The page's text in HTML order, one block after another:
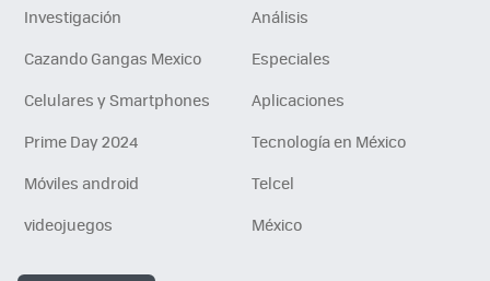
Investigación
Análisis
Cazando Gangas Mexico
Especiales
Celulares y Smartphones
Aplicaciones
Prime Day 2024
Tecnología en México
Móviles android
Telcel
videojuegos
México